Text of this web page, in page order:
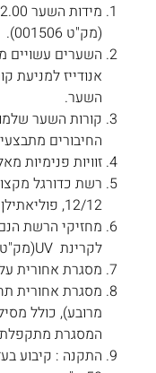
(מק"ט 001506).
אנודייז למניעת
השער.
קורות השער
החיבורים
זוויות פנימיות
12/12, פוליאתילן (מק"ט 816882).
מחזיקי הרשת
לקרינת UV(מק"ט 000790).
מסגרת אחורית
מרובע), כולל
המסגרת מתקפלת